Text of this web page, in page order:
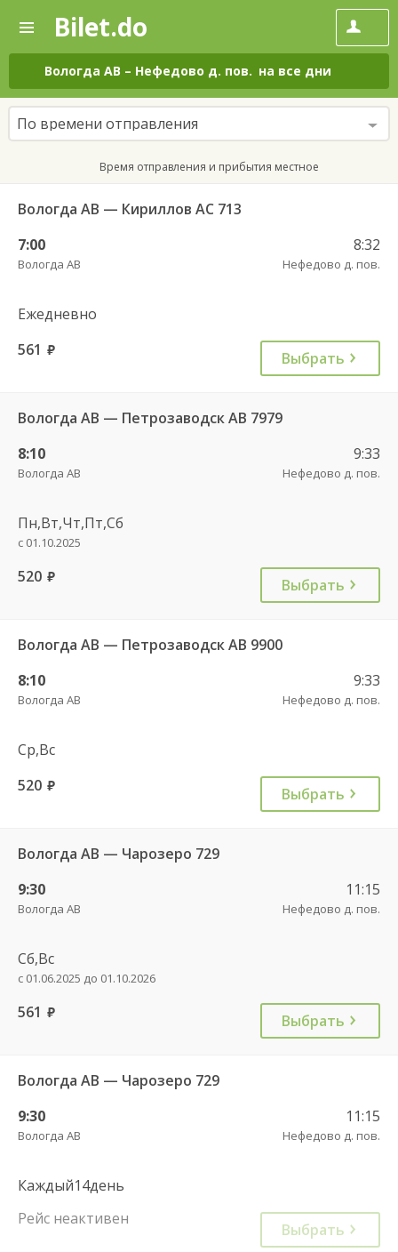
—
Поиск
и
покупка
билетов
на
автобус
онлайн
Bilet.do
Вологда АВ – Нефедово д. пов. на все дни
По времени отправления
Время отправления и прибытия местное
Вологда АВ — Кириллов АС 713
7:00
Вологда АВ
8:32
Нефедово д. пов.
Ежедневно
561 руб. Выбрать
Вологда АВ — Петрозаводск АВ 7979
8:10
Вологда АВ
9:33
Нефедово д. пов.
Пн,Вт,Чт,Пт,Сб
с 01.10.2025
520 руб. Выбрать
Вологда АВ — Петрозаводск АВ 9900
8:10
Вологда АВ
9:33
Нефедово д. пов.
Ср,Вс
520 руб. Выбрать
Вологда АВ — Чарозеро 729
9:30
Вологда АВ
11:15
Нефедово д. пов.
Сб,Вс
с 01.06.2025 до 01.10.2026
561 руб. Выбрать
Вологда АВ — Чарозеро 729
9:30
Вологда АВ
11:15
Нефедово д. пов.
Каждый14день
Рейс неактивен
Выбрать